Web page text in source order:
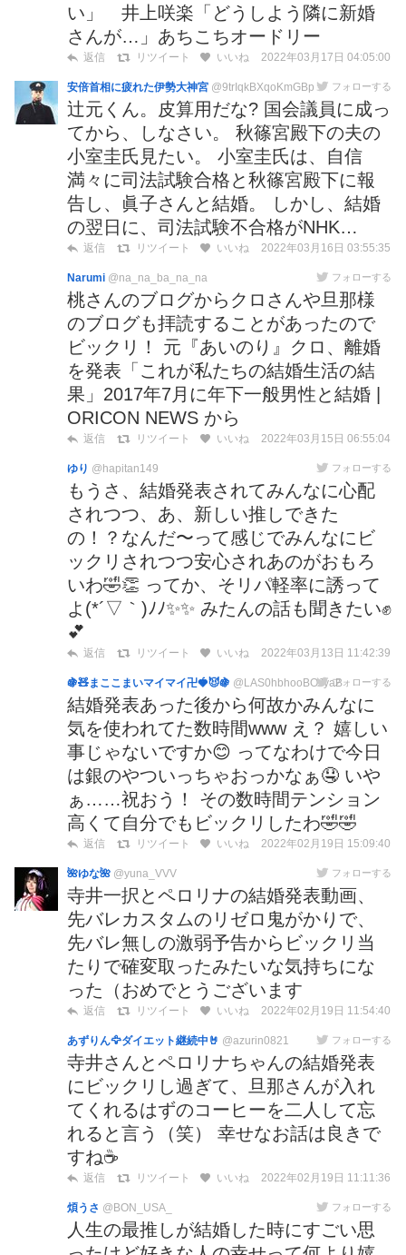
い」 井上咲楽「どうしよう隣に新婚
さんが…」あちこちオードリー
返信 リツイート いいね 2022年03月17日 04:05:00
安倍首相に疲れた伊勢大神宮 @9trIqkBXqoKmGBp フォローする
辻元くん。皮算用だな? 国会議員に成っ
てから、しなさい。 秋篠宮殿下の夫の
小室圭氏見たい。 小室圭氏は、自信
満々に司法試験合格と秋篠宮殿下に報
告し、眞子さんと結婚。 しかし、結婚
の翌日に、司法試験不合格がNHK…
返信 リツイート いいね 2022年03月16日 03:55:35
Narumi @na_na_ba_na_na フォローする
桃さんのブログからクロさんや旦那様
のブログも拝読することがあったので
ビックリ！ 元『あいのり』クロ、離婚
を発表「これが私たちの結婚生活の結
果」2017年7月に年下一般男性と結婚 |
ORICON NEWS から
返信 リツイート いいね 2022年03月15日 06:55:04
ゆり @hapitan149 フォローする
もうさ、結婚発表されてみんなに心配
されつつ、あ、新しい推しできた
の！？なんだ〜って感じでみんなにビ
ックリされつつ安心されあのがおもろ
いわ🤣👏 ってか、そリパ軽率に誘って
よ(*´▽｀)ﾉﾉ✨✨ みたんの話も聞きたい✊
💕
返信 リツイート いいね 2022年03月13日 11:42:39
🍇🧸まここまいマイマイ卍🍓😈🍇 @LAS0hbhooBOJyaBフォローする
結婚発表あった後から何故かみんなに
気を使われてた数時間www え？ 嬉しい
事じゃないですか😊 ってなわけで今日
は銀のやついっちゃおっかなぁ🤤 いや
ぁ……祝おう！ その数時間テンション
高くて自分でもビックリしたわ🤣🤣
返信 リツイート いいね 2022年02月19日 15:09:40
🌺ゆな🌺 @yuna_VVV フォローする
寺井一択とペロリナの結婚発表動画、
先バレカスタムのリゼロ鬼がかりで、
先バレ無しの激弱予告からビックリ当
たりで確変取ったみたいな気持ちにな
った（おめでとうございます
返信 リツイート いいね 2022年02月19日 11:54:40
あずりん🦅ダイエット継続中🤘 @azurin0821 フォローする
寺井さんとペロリナちゃんの結婚発表
にビックリし過ぎて、旦那さんが入れ
てくれるはずのコーヒーを二人して忘
れると言う（笑） 幸せなお話は良きで
すね☕️
返信 リツイート いいね 2022年02月19日 11:11:36
煩うさ @BON_USA_ フォローする
人生の最推しが結婚した時にすごい思